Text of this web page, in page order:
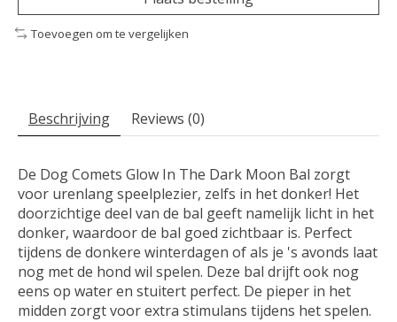
Toevoegen om te vergelijken
Beschrijving Reviews (0)
De Dog Comets Glow In The Dark Moon Bal zorgt
voor urenlang speelplezier, zelfs in het donker! Het
doorzichtige deel van de bal geeft namelijk licht in het
donker, waardoor de bal goed zichtbaar is. Perfect
tijdens de donkere winterdagen of als je 's avonds laat
nog met de hond wil spelen. Deze bal drijft ook nog
eens op water en stuitert perfect. De pieper in het
midden zorgt voor extra stimulans tijdens het spelen.